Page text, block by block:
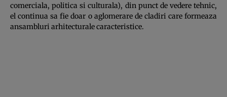
comerciala, politica si culturala), din punct de vedere tehnic,
el continua sa fie doar o aglomerare de cladiri care formeaza
ansambluri arhitecturale caracteristice.